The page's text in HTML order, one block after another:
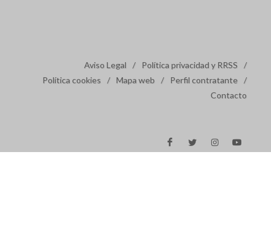
Aviso Legal / Política privacidad y RRSS
/
Política cookies
/ Mapa web / Perfil contratante /
Contacto